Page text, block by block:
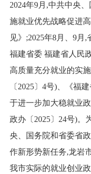
2024年9月,中共中央
施就业优先战略促进
见》;2025年8月、9月
福建省委 福建省人民
高质量充分就业的实
〔2025〕4号)、《福
于进一步加大稳就业
政办〔2025〕24号)。
央、国务院和省委省
作新形势新任务,龙岩
我市实际的就业创业